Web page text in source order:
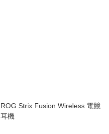
ROG Strix Fusion Wireless 電競
耳機